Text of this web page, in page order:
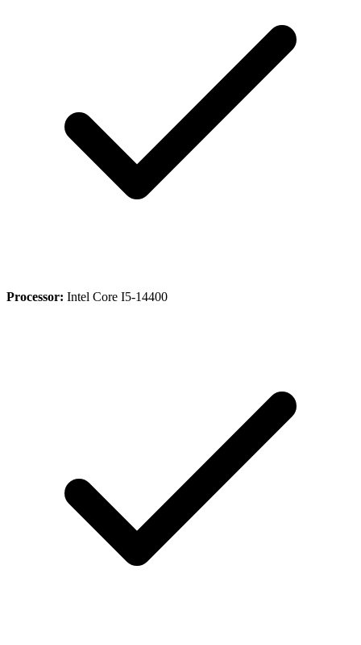
Processor: Intel Core I5-14400